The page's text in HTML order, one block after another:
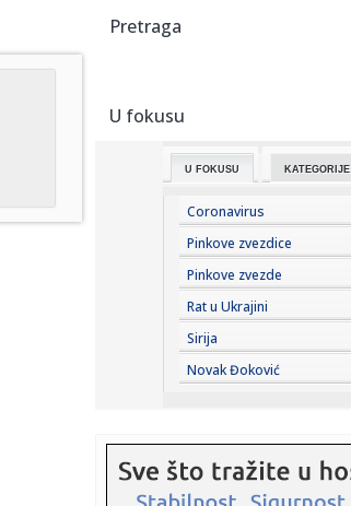
...
10:19:
10:18: VIDEO: Uzbekistan
10:18:Seničić: Požari u
građa...
10:18:Na današnji dan
snažnu p...
10:18:Osvanuo skandalozan
pevao Mil...
10:15: Otvoreno prvenstvo
prepona 2026
Pretraga
U fokusu
U FOKUSU KATEGORIJE
Coronavirus
Pinkove zvezdice
Pinkove zvezde
Rat u Ukrajini
Sirija
Novak Đoković